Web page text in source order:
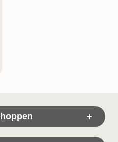
5
Tvål Barbers vegan
och länkar